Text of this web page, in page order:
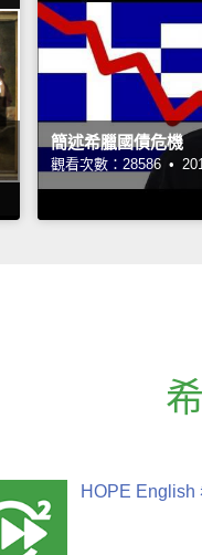
簡述希臘國債危機
觀看次數：28586 •
HOPE English